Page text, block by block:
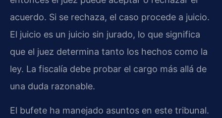
acuerdo. Si se rechaza, el caso procede a juicio.
El juicio es un juicio sin jurado, lo que significa
que el juez determina tanto los hechos como la
ley. La fiscalía debe probar el cargo más allá de
una duda razonable.
El bufete ha manejado asuntos en este tribunal.